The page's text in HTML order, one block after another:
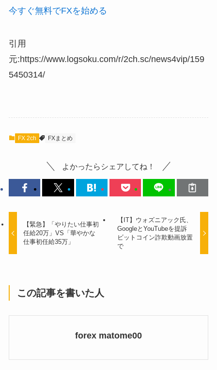
今すぐ無料でFXを始める
引用
元:https://www.logsoku.com/r/2ch.sc/news4vip/159
5450314/
FX 2ch FXまとめ
よかったらシェアしてね！
【緊急】「やりたい仕事初
任給20万」VS「華やかな
仕事初任給35万」
【IT】ウォズニアック氏、
GoogleとYouTubeを提訴
ビットコイン詐欺動画放置
で
この記事を書いた人
forex matome00